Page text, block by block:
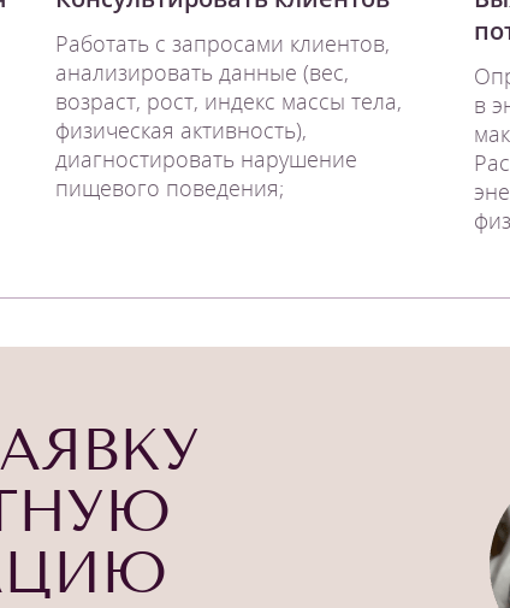
Работать с запросами клиентов,
анализировать данные (вес,
возраст, рост, индекс массы тела,
физическая активность),
диагностировать нарушение
пищевого поведения;
в